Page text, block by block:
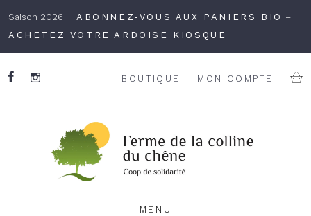
Saison 2026 | ABONNEZ-VOUS AUX PANIERS BIO –
ACHETEZ VOTRE ARDOISE KIOSQUE
BOUTIQUE MON COMPTE
MENU